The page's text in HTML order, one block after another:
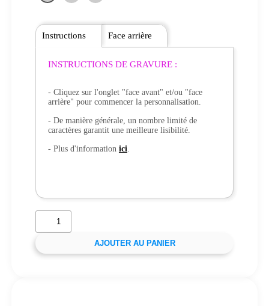
Instructions
INSTRUCTIONS DE GRAVURE :
- Cliquez sur l'onglet "face avant" et/ou "face
arrière" pour commencer la personnalisation.
- De manière générale, un nombre limité de
caractères garantit une meilleure lisibilité.
- Plus d'information ici.
Face arrière
AJOUTER AU PANIER